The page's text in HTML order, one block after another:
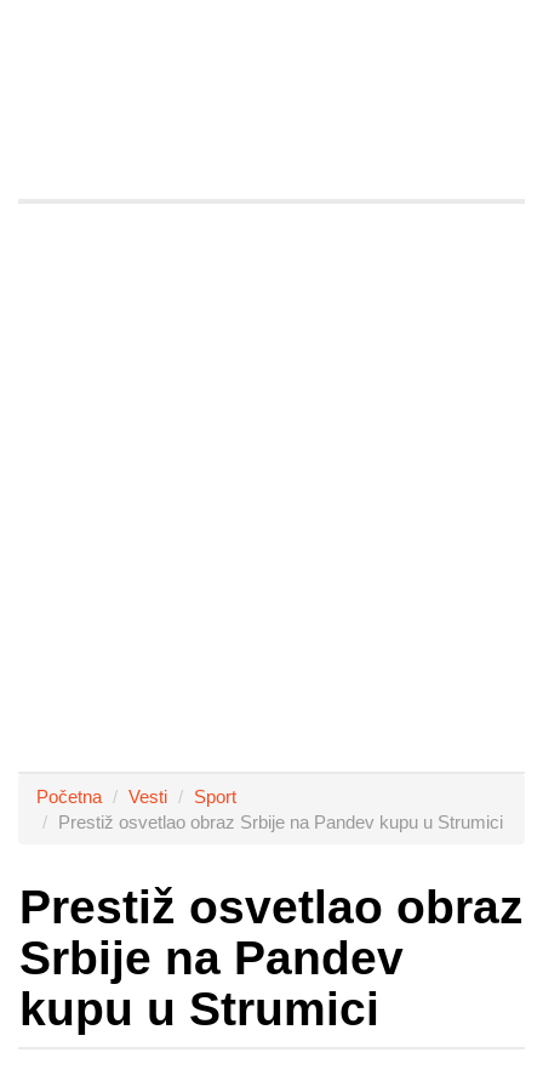
Početna Vesti
Sport
Prestiž osvetlao obraz Srbije na Pandev kupu u Strumici
Prestiž osvetlao obraz
Srbije na Pandev
kupu u Strumici